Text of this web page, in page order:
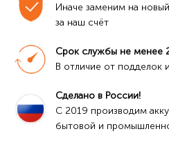
Иначе заменим на
за наш счёт
Срок службы не менее
В отличие от подделок
Сделано в России!
C 2019 производим
бытовой и